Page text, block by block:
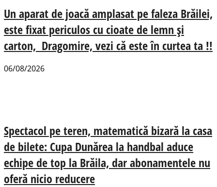
Un aparat de joacă amplasat pe faleza Brăilei,
este fixat periculos cu cioate de lemn și
carton, Dragomire, vezi că este în curtea ta !!
06/08/2026
Spectacol pe teren, matematică bizară la casa
de bilete: Cupa Dunărea la handbal aduce
echipe de top la Brăila, dar abonamentele nu
oferă nicio reducere